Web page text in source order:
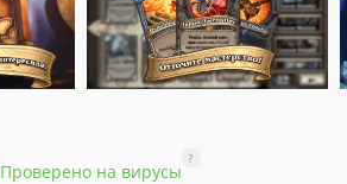
Проверено на вирусы
?